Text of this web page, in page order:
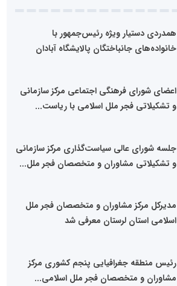
همدردی دستیار ویژه رئیس‌جمهور با
خانواده‌های جانباختگان پالایشگاه آبادان
اعضای شورای فرهنگی اجتماعی مرکز سازمانی
و تشکیلاتی فجر ملل اسلامی با ریاست...
جلسه شورای عالی سیاست‌گذاری مرکز سازمانی
و تشکیلاتی مشاوران و متخصصان فجر ملل...
مدیرکل مرکز مشاوران و متخصصان فجر ملل
اسلامی استان لرستان معرفی شد
رئیس منطقه جغرافیایی پنجم کشوری مرکز
مشاوران و متخصصان فجر ملل اسلامی...